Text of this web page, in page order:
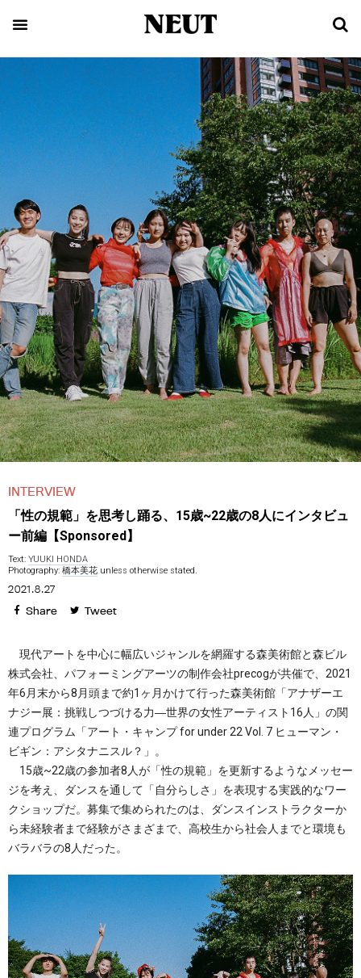
INTERVIEW
「性の規範」を思考し踊る、15歳~22歳の8人にインタビュ
ー前編【Sponsored】
Text: YUUKI HONDA
Photography: 橋本美花 unless otherwise stated.
2021.8.27
Share Tweet
現代アートを中心に幅広いジャンルを網羅する森美術館と森ビル
株式会社、パフォーミングアーツの制作会社precogが共催で、2021
年6月末から8月頭まで約1ヶ月かけて行った森美術館「アナザーエ
ナジー展：挑戦しつづける力―世界の女性アーティスト16人」の関
連プログラム「アート・キャンプ for under 22 Vol. 7 ヒューマン・
ビギン：アシタナニスル？」。
15歳~22歳の参加者8人が「性の規範」を更新するようなメッセー
ジを考え、ダンスを通して「自分らしさ」を表現する実践的なワー
クショップだ。募集で集められたのは、ダンスインストラクターか
ら未経験者まで経験がさまざまで、高校生から社会人までと環境も
バラバラの8人だった。